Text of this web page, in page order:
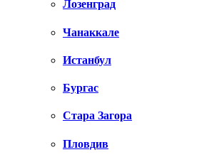
Лозенград
Чанаккале
Истанбул
Бургас
Стара Загора
Пловдив